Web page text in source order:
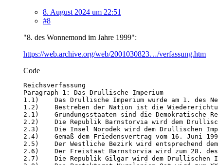
8. August 2024 um 22:51
#8
"8. des Wonnemond im Jahre 1999":
https://web.archive.org/web/2001030823…/verfassung.htm
Code